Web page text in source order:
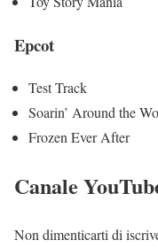
Epcot
Test Track
Soarin’ Around the
Frozen Ever After
Canale
Non dimenticarti di